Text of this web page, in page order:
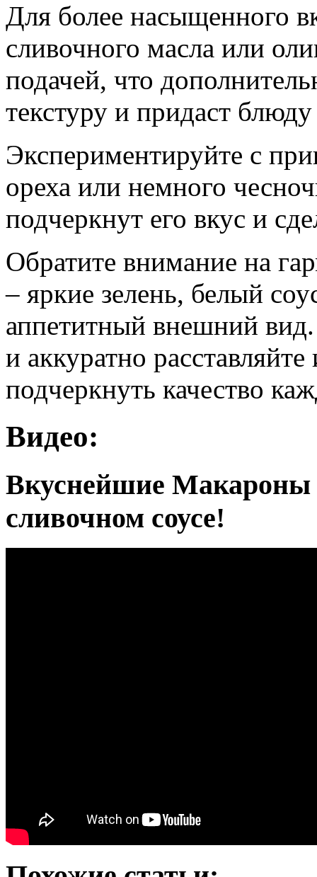
Для более насыщенного
сливочного масла или
подачей, что
текстуру и придаст
Экспериментируйте с
ореха или немного
подчеркнут его вкус и
Обратите внимание на
– яркие зелень, белый
аппетитный внешний
и аккуратно
подчеркнуть качество
Видео:
Вкуснейшие Макароны
сливочном соусе!